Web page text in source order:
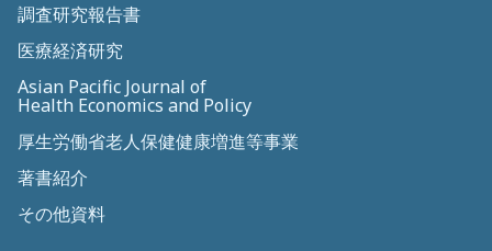
調査研究報告書
医療経済研究
Asian Pacific Journal of
Health Economics and Policy
厚生労働省老人保健健康増進等事業
著書紹介
その他資料